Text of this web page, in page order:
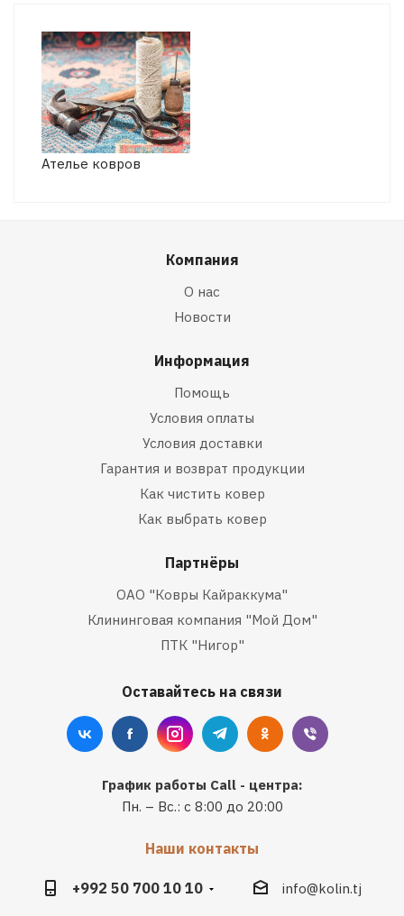
Ателье ковров
Компания
О нас
Новости
Информация
Помощь
Условия оплаты
Условия доставки
Гарантия и возврат продукции
Как чистить ковер
Как выбрать ковер
Партнёры
ОАО "Ковры Кайраккума"
Клининговая компания "Мой Дом"
ПТК "Нигор"
Оставайтесь на связи
График работы Call - центра:
Пн. – Вс.: с 8:00 до 20:00
Наши контакты
+992 50 700 10 10 info@kolin.tj